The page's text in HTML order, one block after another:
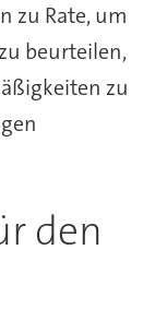
zu Rate, um
beurteilen,
zu
den